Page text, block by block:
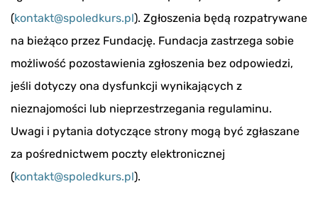
(kontakt@spoledkurs.pl). Zgłoszenia będą rozpatrywane
na bieżąco przez Fundację. Fundacja zastrzega sobie
możliwość pozostawienia zgłoszenia bez odpowiedzi,
jeśli dotyczy ona dysfunkcji wynikających z
nieznajomości lub nieprzestrzegania regulaminu.
Uwagi i pytania dotyczące strony mogą być zgłaszane
za pośrednictwem poczty elektronicznej
(kontakt@spoledkurs.pl).